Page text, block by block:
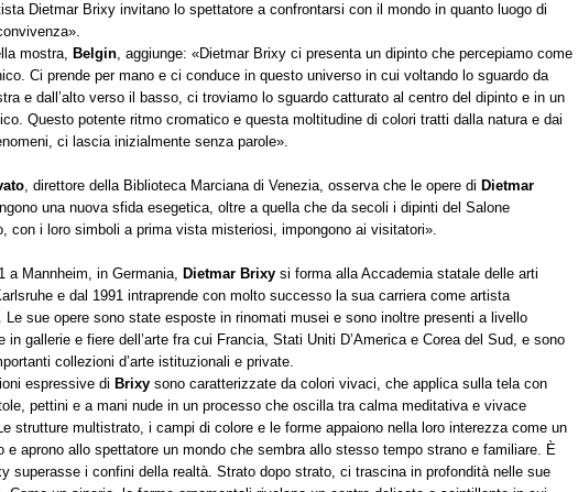
Dietmar Brixy invitano lo spettatore a confrontarsi con il mondo in quanto luogo di
mostra, Belgin, aggiunge: «Dietmar Brixy ci presenta un dipinto che percepiamo come
Ci prende per mano e ci conduce in questo universo in cui voltando lo sguardo da
e dall’alto verso il basso, ci troviamo lo sguardo catturato al centro del dipinto e in un
Questo potente ritmo cromatico e questa moltitudine di colori tratti dalla natura e dai
ci lascia inizialmente senza parole».
, direttore della Biblioteca Marciana di Venezia, osserva che le opere di Dietmar
una nuova sfida esegetica, oltre a quella che da secoli i dipinti del Salone
con i loro simboli a prima vista misteriosi, impongono ai visitatori».
a Mannheim, in Germania, Dietmar Brixy si forma alla Accademia statale delle arti
e dal 1991 intraprende con molto successo la sua carriera come artista
Le sue opere sono state esposte in rinomati musei e sono inoltre presenti a livello
in gallerie e fiere dell’arte fra cui Francia, Stati Uniti D’America e Corea del Sud, e sono
collezioni d’arte istituzionali e private.
espressive di Brixy sono caratterizzate da colori vivaci, che applica sulla tela con
pettini e a mani nude in un processo che oscilla tra calma meditativa e vivace
strutture multistrato, i campi di colore e le forme appaiono nella loro interezza come un
e aprono allo spettatore un mondo che sembra allo stesso tempo strano e familiare. È
superasse i confini della realtà. Strato dopo strato, ci trascina in profondità nelle sue